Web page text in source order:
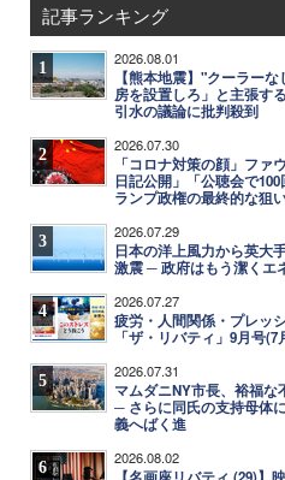
記事ランキング
1 2026.08.01
【熊本地震】"クーラー
房を設置しろ」と主張す
引水の議論に批判殺到
2 2026.07.30
「コロナ対策の顔」ファ
日記公開」「公聴会で
ランプ政権の最終的な狙
3 2026.07.29
日本の洋上風力から英大
激震 ─ 政府はもう潔くエ
4 2026.07.27
疲労・人間関係・プレッ
「ザ・リバティ」9月号(7
5 2026.07.31
マムダニNY市長、裕福
─ さらに同氏の支持母体
義へばく進
6 2026.08.02